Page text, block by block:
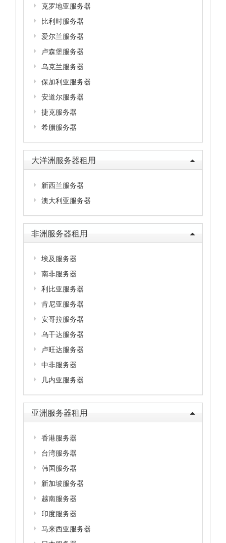
克罗地亚服务器
比利时服务器
爱尔兰服务器
卢森堡服务器
乌克兰服务器
保加利亚服务器
安道尔服务器
捷克服务器
希腊服务器
大洋洲服务器租用
新西兰服务器
澳大利亚服务器
非洲服务器租用
埃及服务器
南非服务器
利比亚服务器
肯尼亚服务器
安哥拉服务器
乌干达服务器
卢旺达服务器
中非服务器
几内亚服务器
亚洲服务器租用
香港服务器
台湾服务器
韩国服务器
新加坡服务器
越南服务器
印度服务器
马来西亚服务器